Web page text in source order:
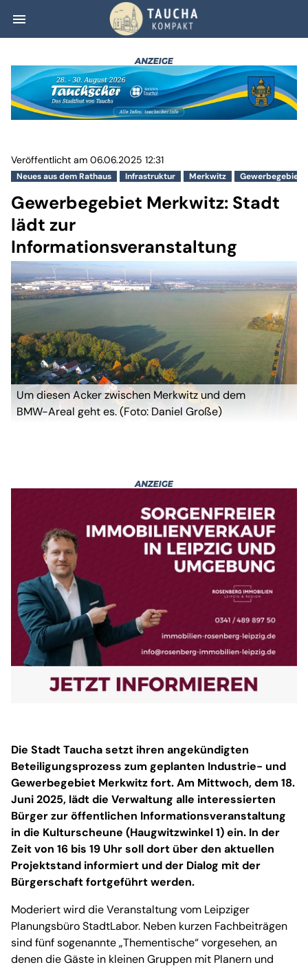
menu Gewerbegebiet
Neues aus dem Rathaus Infrastruktur Merkwitz Gewerbegebiet
Veröffentlicht am 06.06.2025 12:31
Gewerbegebiet Merkwitz: Stadt
lädt zur
Informationsveranstaltung
Um diesen Acker zwischen Merkwitz und dem
BMW-Areal geht es. (Foto: Daniel Große)
Die Stadt Taucha setzt ihren angekündigten
Beteiligungsprozess zum geplanten Industrie- und
Gewerbegebiet Merkwitz fort. Am Mittwoch, dem 18.
Juni 2025, lädt die Verwaltung alle interessierten
Bürger zur öffentlichen Informationsveranstaltung
in die Kulturscheune (Haugwitzwinkel 1) ein. In der
Zeit von 16 bis 19 Uhr soll dort über den aktuellen
Projektstand informiert und der Dialog mit der
Bürgerschaft fortgeführt werden.
Moderiert wird die Veranstaltung vom Leipziger
Planungsbüro StadtLabor. Neben kurzen Fachbeiträgen
sind fünf sogenannte „Thementische“ vorgesehen, an
denen die Gäste in kleinen Gruppen mit Planern und